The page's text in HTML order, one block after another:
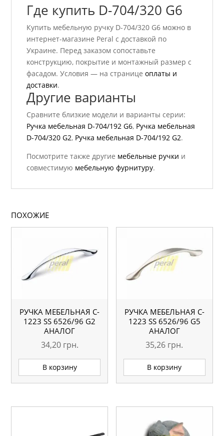
Где купить D-704/320 G6
Купить мебельную ручку D-704/320 G6 можно в
интернет-магазине Peral с доставкой по
Украине. Перед заказом сопоставьте
конструкцию, покрытие и монтажный размер с
фасадом. Условия — на страницеоплаты и
доставки.
Другие варианты
Сравните близкие модели и варианты серии:
Ручка мебельная D-704/192 G6, Ручка мебельная
D-704/320 G2, Ручка мебельная D-704/192 G2.
Посмотрите также другие мебельные ручки и
совместимую мебельную фурнитуру.
ПОХОЖИЕ
РУЧКА МЕБЕЛЬНАЯ C-
1223 SS 6526/96 G2
АНАЛОГ
34,20 грн.
В корзину
РУЧКА МЕБЕЛЬНАЯ C-
1223 SS 6526/96 G5
АНАЛОГ
35,26 грн.
В корзину